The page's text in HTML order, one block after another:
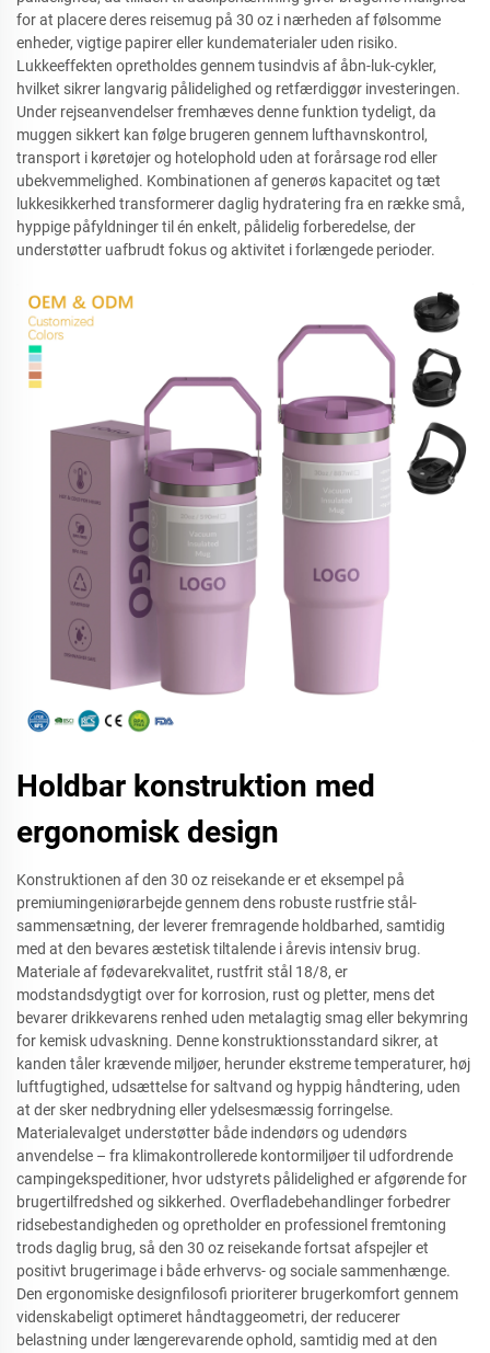
for at placere deres reisemug på 30 oz i nærheden af følsomme
enheder, vigtige papirer eller kundematerialer uden risiko.
Lukkeeffekten opretholdes gennem tusindvis af åbn-luk-cykler,
hvilket sikrer langvarig pålidelighed og retfærdiggør investeringen.
Under rejseanvendelser fremhæves denne funktion tydeligt, da
muggen sikkert kan følge brugeren gennem lufthavnskontrol,
transport i køretøjer og hotelophold uden at forårsage rod eller
ubekvemmelighed. Kombinationen af generøs kapacitet og tæt
lukkesikkerhed transformerer daglig hydratering fra en række små,
hyppige påfyldninger til én enkelt, pålidelig forberedelse, der
understøtter uafbrudt fokus og aktivitet i forlængede perioder.
Holdbar konstruktion med
ergonomisk design
Konstruktionen af den 30 oz reisekande er et eksempel på
premiumingeniørarbejde gennem dens robuste rustfrie stål-
sammensætning, der leverer fremragende holdbarhed, samtidig
med at den bevares æstetisk tiltalende i årevis intensiv brug.
Materiale af fødevarekvalitet, rustfrit stål 18/8, er
modstandsdygtigt over for korrosion, rust og pletter, mens det
bevarer drikkevarens renhed uden metalagtig smag eller bekymring
for kemisk udvaskning. Denne konstruktionsstandard sikrer, at
kanden tåler krævende miljøer, herunder ekstreme temperaturer, høj
luftfugtighed, udsættelse for saltvand og hyppig håndtering, uden
at der sker nedbrydning eller ydelsesmæssig forringelse.
Materialevalget understøtter både indendørs og udendørs
anvendelse – fra klimakontrollerede kontormiljøer til udfordrende
campingekspeditioner, hvor udstyrets pålidelighed er afgørende for
brugertilfredshed og sikkerhed. Overfladebehandlinger forbedrer
ridsebestandigheden og opretholder en professionel fremtoning
trods daglig brug, så den 30 oz reisekande fortsat afspejler et
positivt brugerimage i både erhvervs- og sociale sammenhænge.
Den ergonomiske designfilosofi prioriterer brugerkomfort gennem
videnskabeligt optimeret håndtaggeometri, der reducerer
belastning under længerevarende ophold, samtidig med at den